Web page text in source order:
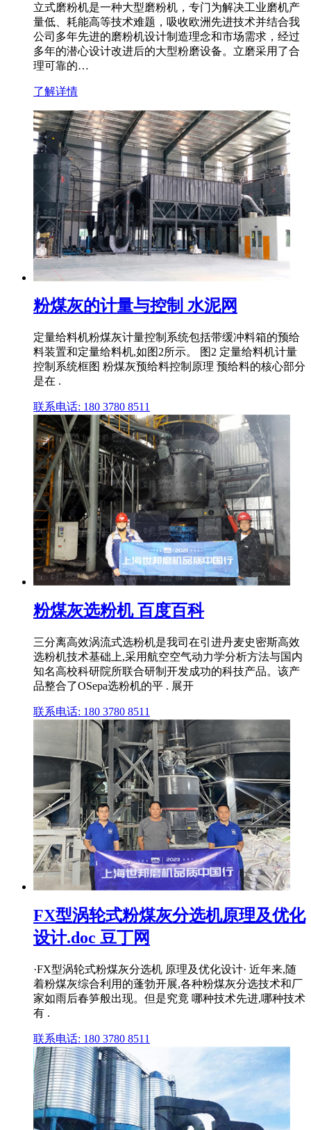
立式磨粉机是一种大型磨粉机，专门为解决工业磨机产
量低、耗能高等技术难题，吸收欧洲先进技术并结合我
公司多年先进的磨粉机设计制造理念和市场需求，经过
多年的潜心设计改进后的大型粉磨设备。立磨采用了合
理可靠的…
了解详情
粉煤灰的计量与控制 水泥网
定量给料机粉煤灰计量控制系统包括带缓冲料箱的预给
料装置和定量给料机,如图2所示。 图2 定量给料机计量
控制系统框图 粉煤灰预给料控制原理 预给料的核心部分
是在 .
联系电话: 180 3780 8511
粉煤灰选粉机 百度百科
三分离高效涡流式选粉机是我司在引进丹麦史密斯高效
选粉机技术基础上,采用航空空气动力学分析方法与国内
知名高校科研院所联合研制开发成功的科技产品。该产
品整合了OSepa选粉机的平 . 展开
联系电话: 180 3780 8511
FX型涡轮式粉煤灰分选机原理及优化
设计.doc 豆丁网
·FX型涡轮式粉煤灰分选机 原理及优化设计· 近年来,随
着粉煤灰综合利用的蓬勃开展,各种粉煤灰分选技术和厂
家如雨后春笋般出现。但是究竟 哪种技术先进,哪种技术
有 .
联系电话: 180 3780 8511